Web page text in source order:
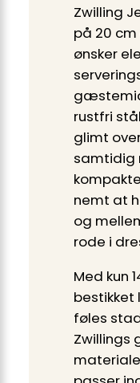
Zwilling
på 20
ønsker
rustfri
glimt
samtidig
nemt at
og
rode i
Med kun
bestikket
føles
Zwil­lings